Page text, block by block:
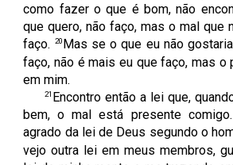
como fazer o que é bom, não
que quero, não faço, mas o mal que
faço.
20 Mas se o que eu não
faço, não é mais eu que faço, mas o
em mim.
21 Encontro então a lei que,
bem, o mal está presente comigo.
agrado da lei de Deus segundo o
vejo outra lei em meus membros,